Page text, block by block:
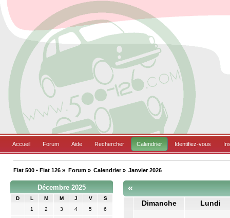
Accueil Forum Aide Rechercher Calendrier Identifiez-vous
Fiat 500 • Fiat 126 » Forum» Calendrier» Janvier 2026
Décembre 2025
D L M M J V
S
1
2 3 4 5 6
«
Dimanche Lundi